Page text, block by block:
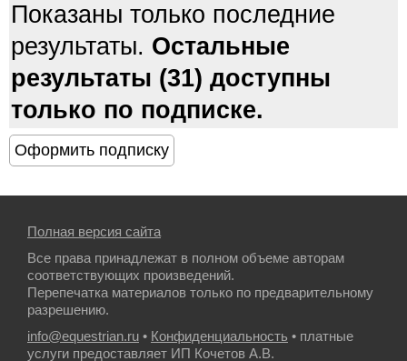
Показаны только последние
результаты. Остальные
результаты (31) доступны
только по подписке.
Полная версия сайта
Все права принадлежат в полном объеме авторам
соответствующих произведений.
Перепечатка материалов только по предварительному
разрешению.
info@equestrian.ru • Конфиденциальность • платные
услуги предоставляет ИП Кочетов А.В.